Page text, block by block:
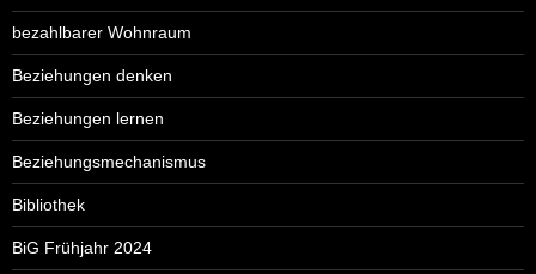
bezahlbarer Wohnraum
Beziehungen denken
Beziehungen lernen
Beziehungsmechanismus
Bibliothek
BiG Frühjahr 2024